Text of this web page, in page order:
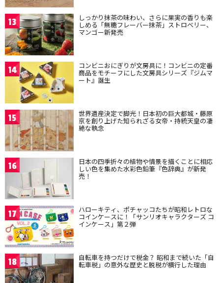
13 しっかり抹茶の味わい、さらに果実の香りも楽
しめる「無糖フレーバー抹茶」ストロベリー、
マンゴー新発売
14 コンビニおにぎりが文房具に！コンビニの定番
商品をモチーフにした文房具シリーズ『ジムマ
ート』誕生
15 世界遺産決定で脚光！日本初の巨大都城・藤原
京を創り上げた知られざる女帝・持統天皇の凄
絶な執念
16 日本の四季折々の植物や情景を描くことに相応
しい色を集めた水彩色鉛筆『色辞典』が新発
売！
17 ハローキティ、ポチャッコたちが昭和レトロな
コインケースに！「サンリオキャラクターズ コ
インケース」第２弾
18 自転車を持つだけで税金？ 昭和まで続いた「自
転車税」の意外な歴史と脱税が横行した理由